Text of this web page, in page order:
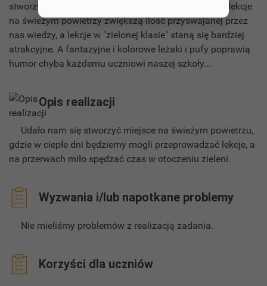
stworzyliśmy nasz projekt. Jesteśmy przekonani, że lekcje
na świeżym powietrzy zwiększą ilość przyswajanej przez
nas wiedzy, a lekcje w "zielonej klasie" staną się bardziej
atrakcyjne. A fantazyjne i kolorowe leżaki i pufy poprawią
humor chyba każdemu uczniowi naszej szkoły...
Opis realizacji
Udało nam się stworzyć miejsce na świeżym powietrzu,
gdzie w ciepłe dni będziemy mogli przeprowadzać lekcje, a
na przerwach miło spędzać czas w otoczeniu zieleni.
Wyzwania i/lub napotkane problemy
Nie mieliśmy problemów z realizacją zadania.
Korzyści dla uczniów